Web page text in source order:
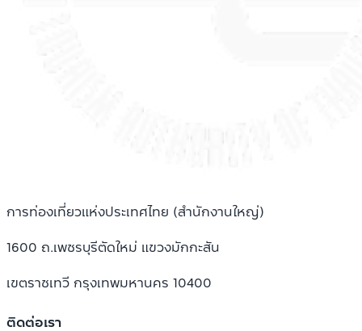
การท่องเที่ยวแห่งประเทศไทย (สำนักงานใหญ่)
1600 ถ.เพชรบุรีตัดใหม่ แขวงมักกะสัน
เขตราชเทวี กรุงเทพมหานคร 10400
ติดต่อเรา